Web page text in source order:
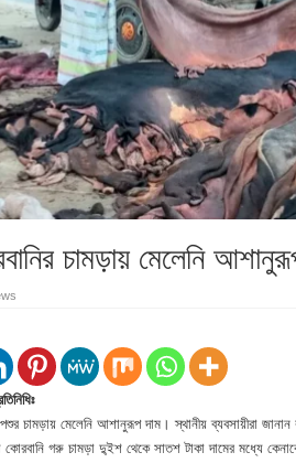
চামড়ায় মেলেনি
চামড়ায় মেলেনি আশানুরূপ দাম। স্থানীয় ব্যবসায়ীরা জানান
কোরবানি গরু চামড়া দু্ইশ থেকে সাতশ টাকা দামের মধ্যে